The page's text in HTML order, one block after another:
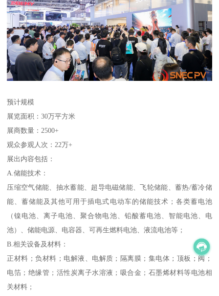
预计规模
展览面积：30万平方米
展商数量：2500+
观众参观人次：22万+
展出内容包括：
A.储能技术：
压缩空气储能、抽水蓄能、超导电磁储能、飞轮储能、蓄热/蓄冷储
能、蓄储能及其他可用于插电式电动车的储能技术；各类蓄电池
（镍电池、离子电池、聚合物电池、铅酸蓄电池、智能电池、电
池）、储能电源、电容器、可再生燃料电池、液流电池等；
B.相关设备及材料：
正材料；负材料；电解液、电解质；隔离膜；集电体；顶板；阀；
电箔；绝缘管；活性炭离子水溶液；吸合金；石墨烯材料等电池相
关材料；